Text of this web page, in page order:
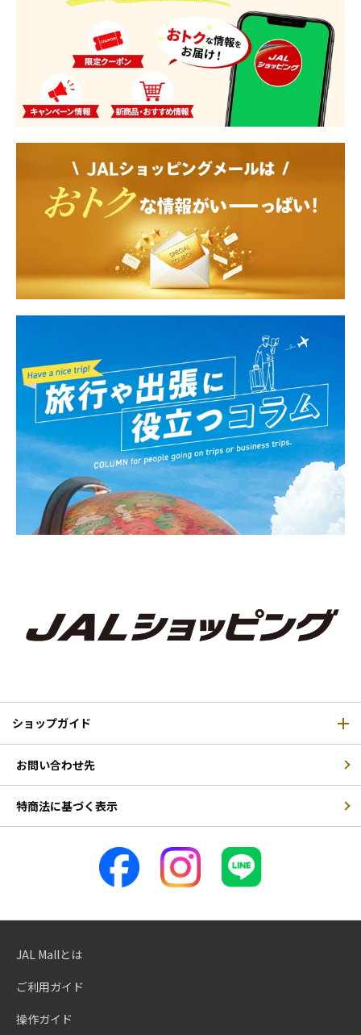
ショップガイド
お問い合わせ先
特商法に基づく表示
JAL Mallとは
ご利用ガイド
操作ガイド